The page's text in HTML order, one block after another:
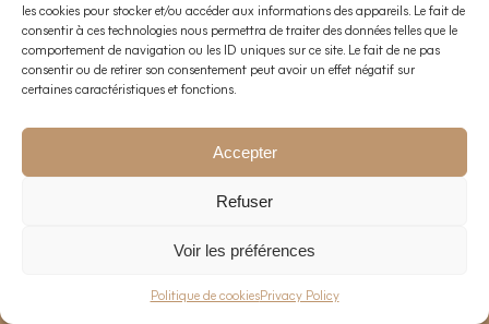
les cookies pour stocker et/ou accéder aux informations des appareils. Le fait de
consentir à ces technologies nous permettra de traiter des données telles que le
comportement de navigation ou les ID uniques sur ce site. Le fait de ne pas
consentir ou de retirer son consentement peut avoir un effet négatif sur
certaines caractéristiques et fonctions.
Accepter
Refuser
Voir les préférences
Politique de cookiesPrivacy Policy